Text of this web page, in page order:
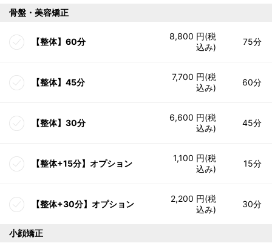
骨盤・美容矯正
【整体】60分
8,800 円(税
込み)
75分
【整体】45分
7,700 円(税
込み)
60分
【整体】30分
6,600 円(税
込み)
45分
【整体+15分】オプション
1,100 円(税
込み)
15分
【整体+30分】オプション
2,200 円(税
込み)
30分
小顔矯正